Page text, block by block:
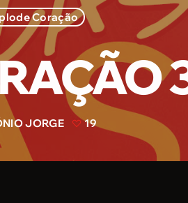
Coração
JORGE 19